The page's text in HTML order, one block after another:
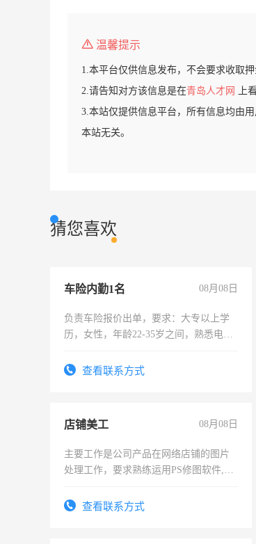
温馨提示
1.本平台仅供信息发布，不会要求收取
2.请告知对方该信息是在青岛人才网
上
3.本站仅提供信息平台，所有信息均由
本站无关。
猜您喜欢
车险内勤1名 08月08日
负责车险报价出单，要求：大专以上学
历，女性，年龄22-35岁之间，熟悉电脑
试用期1-3个月，转正后交纳五险，
查看联系方式
店铺美工 08月08日
主要工作是公司产品在网络店铺的图片
处理工作，要求熟练运用PS修图软件,工
查看联系方式